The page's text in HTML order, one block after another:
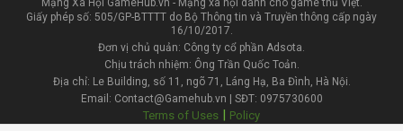
Giấy phép số: 505/GP-BTTTT do Bộ Thông tin và Truyền thông cấp ngày
16/10/2017.
Đơn vị chủ quản: Công ty cổ phần Adsota.
Chịu trách nhiệm: Ông Trần Quốc Toản.
Địa chỉ: Le Building, số 11, ngõ 71, Láng Hạ, Ba Đình, Hà Nội.
Email: Contact@Gamehub.vn | SĐT: 0975730600
Terms of Uses | Policy